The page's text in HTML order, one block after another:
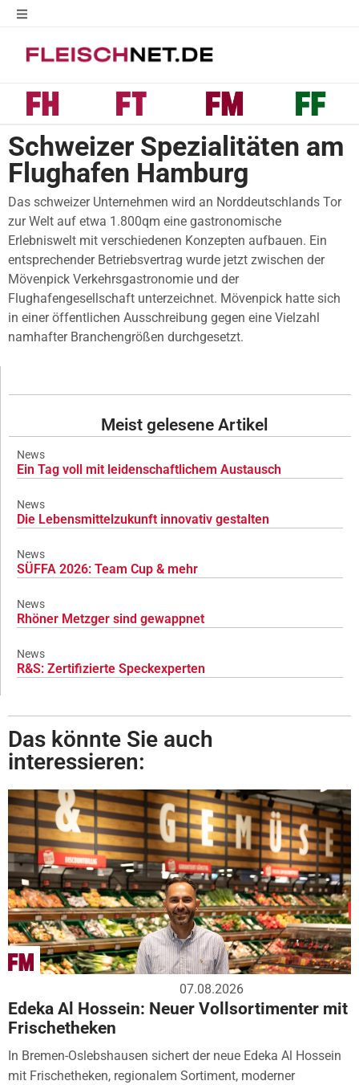
Schweizer Spezialitäten am
Flughafen Hamburg
Das schweizer Unternehmen wird an Norddeutschlands Tor
zur Welt auf etwa 1.800qm eine gastronomische
Erlebniswelt mit verschiedenen Konzepten aufbauen. Ein
entsprechender Betriebsvertrag wurde jetzt zwischen der
Mövenpick Verkehrsgastronomie und der
Flughafengesellschaft unterzeichnet. Mövenpick hatte sich
in einer öffentlichen Ausschreibung gegen eine Vielzahl
namhafter Branchengrößen durchgesetzt.
Meist gelesene Artikel
News
Ein Tag voll mit leidenschaftlichem Austausch
News
Die Lebensmittelzukunft innovativ gestalten
News
SÜFFA 2026: Team Cup & mehr
News
Rhöner Metzger sind gewappnet
News
R&S: Zertifizierte Speckexperten
Das könnte Sie auch
interessieren:
07.08.2026
Edeka Al Hossein: Neuer Vollsortimenter mit
Frischetheken
In Bremen-Oslebshausen sichert der neue Edeka Al Hossein
mit Frischetheken, regionalem Sortiment, moderner